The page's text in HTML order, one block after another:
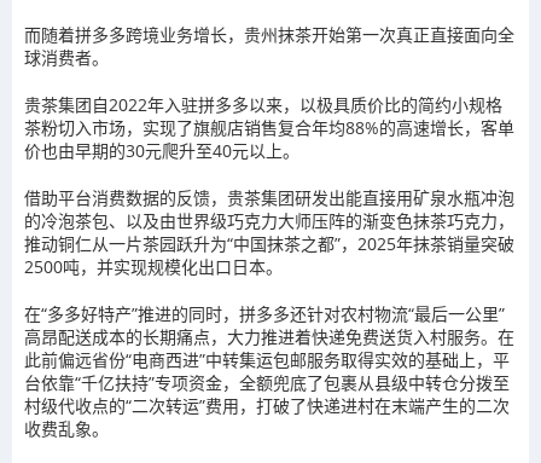
而随着拼多多跨境业务增长，贵州抹茶开始第一次真正直接面向全
球消费者。
贵茶集团自2022年入驻拼多多以来，以极具质价比的简约小规格
茶粉切入市场，实现了旗舰店销售复合年均88%的高速增长，客单
价也由早期的30元爬升至40元以上。
借助平台消费数据的反馈，贵茶集团研发出能直接用矿泉水瓶冲泡
的冷泡茶包、以及由世界级巧克力大师压阵的渐变色抹茶巧克力，
推动铜仁从一片茶园跃升为“中国抹茶之都”，2025年抹茶销量突破
2500吨，并实现规模化出口日本。
在“多多好特产”推进的同时，拼多多还针对农村物流“最后一公里”
高昂配送成本的长期痛点，大力推进着快递免费送货入村服务。在
此前偏远省份“电商西进”中转集运包邮服务取得实效的基础上，平
台依靠“千亿扶持”专项资金，全额兜底了包裹从县级中转仓分拨至
村级代收点的“二次转运”费用，打破了快递进村在末端产生的二次
收费乱象。